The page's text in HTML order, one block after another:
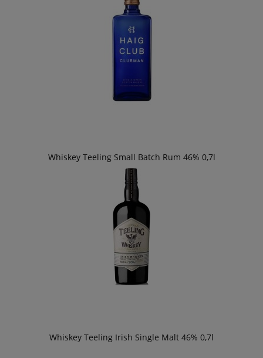
Whiskey Teeling Small Batch Rum 46% 0,7l
Whiskey Teeling Irish Single Malt 46% 0,7l